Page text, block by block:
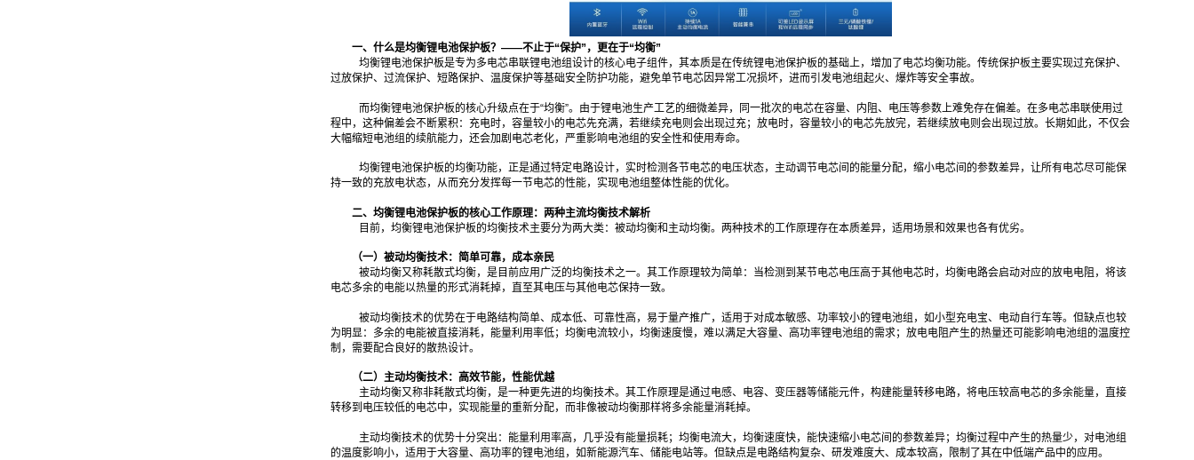
一、什么是均衡锂电池保护板？——不止于“保护”，更在于“均衡”
均衡锂电池保护板是专为多电芯串联锂电池组设计的核心电子组件，其本质是在传统锂电池保护板的基础上，增加了电芯均衡功能。传统保护板主要实现过充保护、
过放保护、过流保护、短路保护、温度保护等基础安全防护功能，避免单节电芯因异常工况损坏，进而引发电池组起火、爆炸等安全事故。
而均衡锂电池保护板的核心升级点在于“均衡”。由于锂电池生产工艺的细微差异，同一批次的电芯在容量、内阻、电压等参数上难免存在偏差。在多电芯串联使用过
程中，这种偏差会不断累积：充电时，容量较小的电芯先充满，若继续充电则会出现过充；放电时，容量较小的电芯先放完，若继续放电则会出现过放。长期如此，不仅会
大幅缩短电池组的续航能力，还会加剧电芯老化，严重影响电池组的安全性和使用寿命。
均衡锂电池保护板的均衡功能，正是通过特定电路设计，实时检测各节电芯的电压状态，主动调节电芯间的能量分配，缩小电芯间的参数差异，让所有电芯尽可能保
持一致的充放电状态，从而充分发挥每一节电芯的性能，实现电池组整体性能的优化。
二、均衡锂电池保护板的核心工作原理：两种主流均衡技术解析
目前，均衡锂电池保护板的均衡技术主要分为两大类：被动均衡和主动均衡。两种技术的工作原理存在本质差异，适用场景和效果也各有优劣。
（一）被动均衡技术：简单可靠，成本亲民
被动均衡又称耗散式均衡，是目前应用广泛的均衡技术之一。其工作原理较为简单：当检测到某节电芯电压高于其他电芯时，均衡电路会启动对应的放电电阻，将该
电芯多余的电能以热量的形式消耗掉，直至其电压与其他电芯保持一致。
被动均衡技术的优势在于电路结构简单、成本低、可靠性高，易于量产推广，适用于对成本敏感、功率较小的锂电池组，如小型充电宝、电动自行车等。但缺点也较
为明显：多余的电能被直接消耗，能量利用率低；均衡电流较小，均衡速度慢，难以满足大容量、高功率锂电池组的需求；放电电阻产生的热量还可能影响电池组的温度控
制，需要配合良好的散热设计。
（二）主动均衡技术：高效节能，性能优越
主动均衡又称非耗散式均衡，是一种更先进的均衡技术。其工作原理是通过电感、电容、变压器等储能元件，构建能量转移电路，将电压较高电芯的多余能量，直接
转移到电压较低的电芯中，实现能量的重新分配，而非像被动均衡那样将多余能量消耗掉。
主动均衡技术的优势十分突出：能量利用率高，几乎没有能量损耗；均衡电流大，均衡速度快，能快速缩小电芯间的参数差异；均衡过程中产生的热量少，对电池组
的温度影响小，适用于大容量、高功率的锂电池组，如新能源汽车、储能电站等。但缺点是电路结构复杂、研发难度大、成本较高，限制了其在中低端产品中的应用。